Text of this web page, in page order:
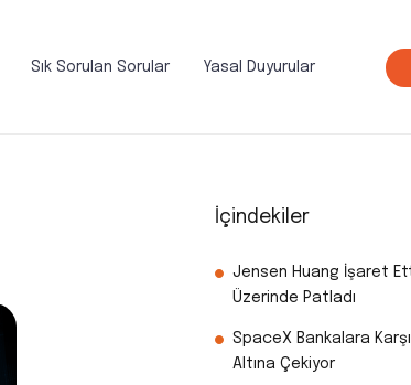
Sık Sorulan Sorular Yasal Duyurular
İçindekiler
Jensen Huang İşaret
Üzerinde Patladı
SpaceX Bankalara
Altına Çekiyor